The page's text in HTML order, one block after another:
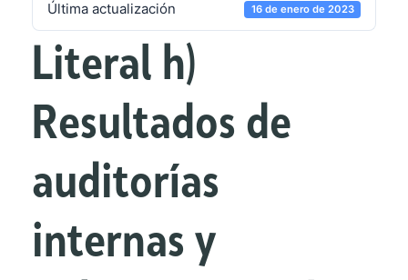
Última actualización 16 de enero de 2023
Literal h)
Resultados de
auditorías
internas y